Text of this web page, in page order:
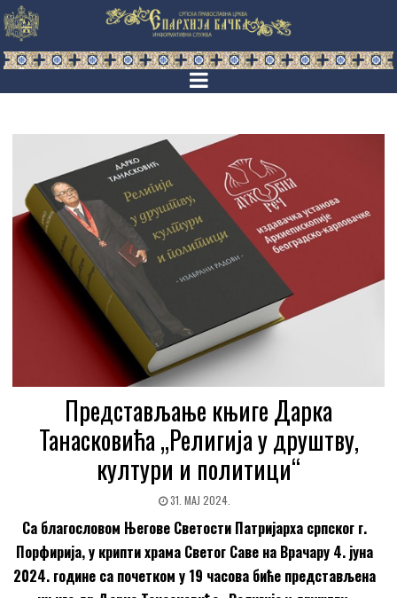
Представљање књиге Дарка
Танасковића „Религија у друштву,
култури и политици“
31. МАЈ 2024.
Са благословом Његове Светости Патријарха српског г.
Порфирија, у крипти храма Светог Саве на Врачару 4. јуна
2024. године са почетком у 19 часова биће представљена